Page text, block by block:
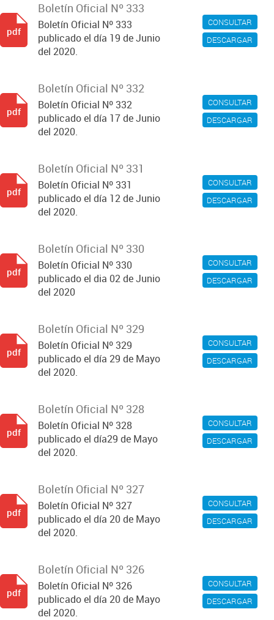
CONSULTAR
DESCARGAR
Boletín Oficial Nº 333
Boletín Oficial Nº 333
publicado el día 19 de Junio
del 2020.
pdf
CONSULTAR
DESCARGAR
Boletín Oficial Nº 332
Boletín Oficial Nº 332
publicado el día 17 de Junio
del 2020.
pdf
CONSULTAR
DESCARGAR
Boletín Oficial Nº 331
Boletín Oficial Nº 331
publicado el día 12 de Junio
del 2020.
pdf
CONSULTAR
DESCARGAR
Boletín Oficial Nº 330
Boletín Oficial Nº 330
publicado el dia 02 de Junio
del 2020
pdf
CONSULTAR
DESCARGAR
Boletín Oficial Nº 329
Boletín Oficial Nº 329
publicado el día 29 de Mayo
del 2020.
pdf
CONSULTAR
DESCARGAR
Boletín Oficial Nº 328
Boletín Oficial Nº 328
publicado el día29 de Mayo
del 2020.
pdf
CONSULTAR
DESCARGAR
Boletín Oficial Nº 327
Boletín Oficial Nº 327
publicado el día 20 de Mayo
del 2020.
pdf
CONSULTAR
DESCARGAR
Boletín Oficial Nº 326
Boletín Oficial Nº 326
publicado el día 20 de Mayo
del 2020.
pdf